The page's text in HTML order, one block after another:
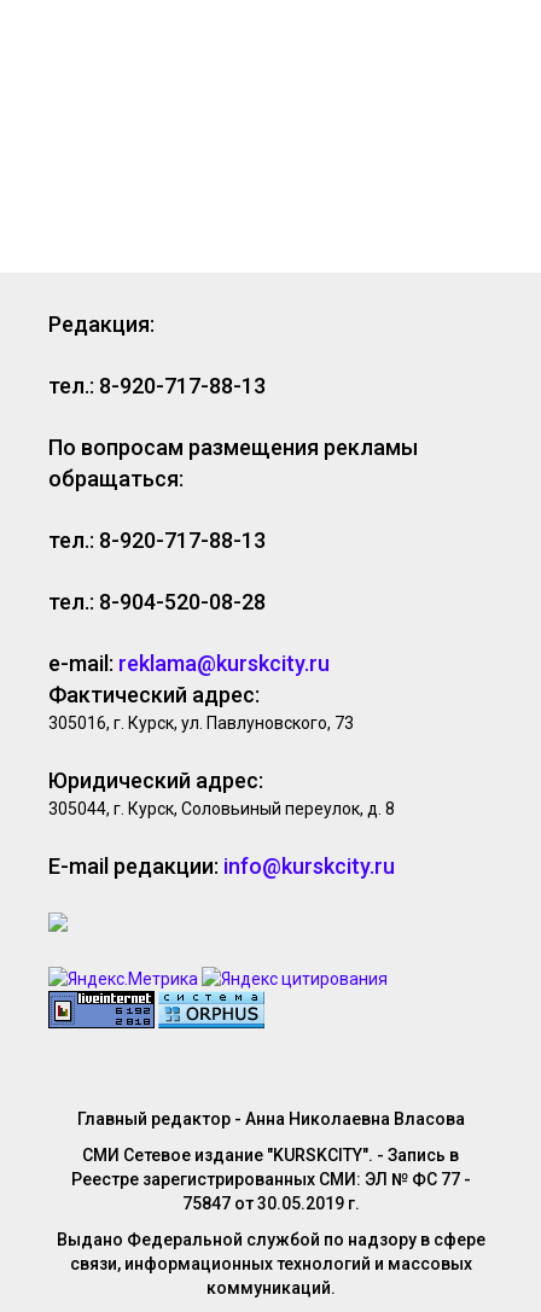
Редакция:
тел.: 8-920-717-88-13
По вопросам размещения рекламы
обращаться:
тел.: 8-920-717-88-13
тел.: 8-904-520-08-28
e-mail: reklama@kurskcity.ru
Фактический адрес:
305016, г. Курск, ул. Павлуновского, 73
Юридический адрес:
305044, г. Курск, Соловьиный переулок, д. 8
E-mail редакции: info@kurskcity.ru
Главный редактор - Анна Николаевна Власова
СМИ Сетевое издание "KURSKCITY". - Запись в
Реестре зарегистрированных СМИ: ЭЛ № ФС 77 -
75847 от 30.05.2019 г.
Выдано Федеральной службой по надзору в сфере
связи, информационных технологий и массовых
коммуникаций.